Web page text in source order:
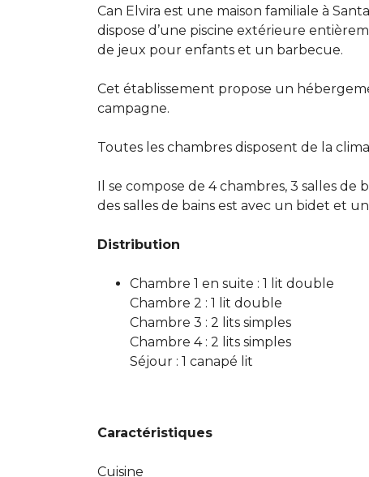
Can Elvira est une maison familiale à
dispose d’une piscine extérieure
de jeux pour enfants et un barbecue.
Cet établissement propose un
campagne.
Toutes les chambres disposent de la
Il se compose de 4 chambres, 3 salles
des salles de bains est avec un bidet et
Distribution
Chambre 1 en suite : 1 lit double
Chambre 2 : 1 lit double
Chambre 3 : 2 lits simples
Chambre 4 : 2 lits simples
Séjour : 1 canapé lit
Caractéristiques
Cuisine